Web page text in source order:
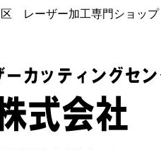
区 レーザー加工専門ショ